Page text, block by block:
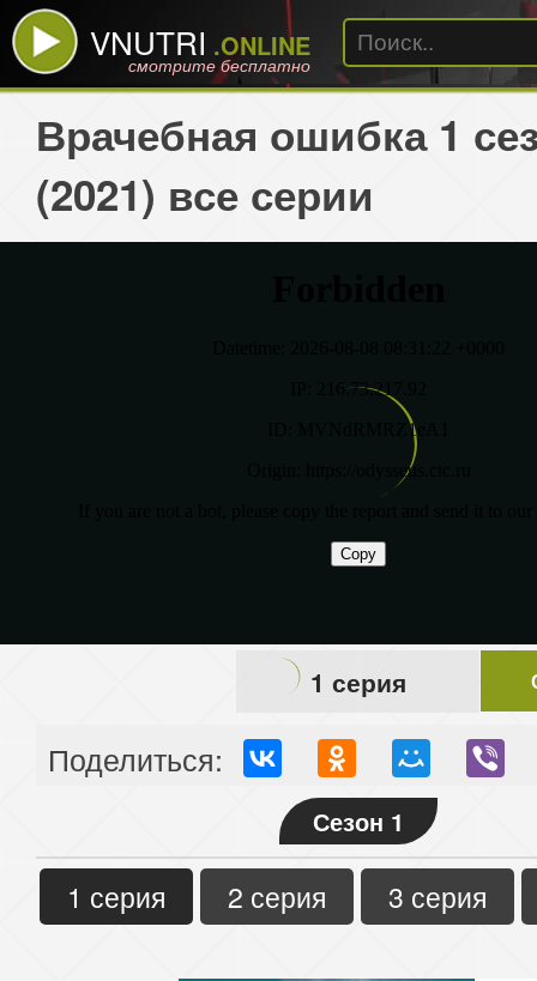
VNUTRI .ONLINE
смотрите бесплатно
Врачебная ошибка 1
(2021) все серии
1 серия
Поделиться:
Сезон 1
1 серия 2 серия 3 серия